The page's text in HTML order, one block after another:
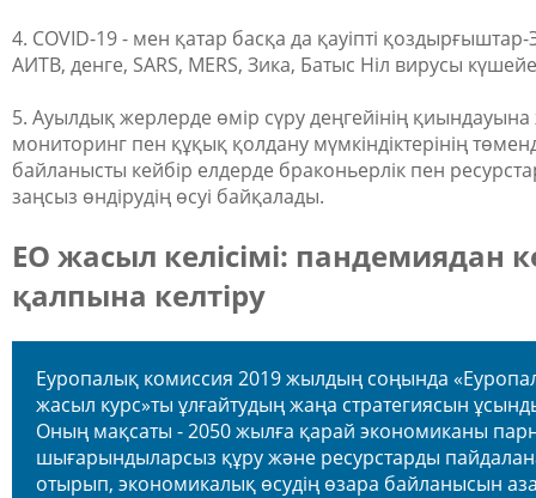
4. COVID-19 - мен қатар басқа да қауіпті
АИТВ, денге, SARS, MERS, Зика, Батыс Ніл вирусы күшейе
5. Ауылдық жерлерде өмір сүру деңгейінің
мониторинг пен құқық қолдану мүмкіндіктерінің
байланысты кейбір елдерде браконьерлік пен
заңсыз өндірудің өсуі байқалады.
ЕО жасыл келісімі: пандемиядан
қалпына келтіру
Еуропалық комиссия 2019 жылдың соңында
жасыл курс»ты ұлғайтудың жаңа стратегиясын
Оның мақсаты - 2050 жылға қарай экономиканы
шығарындыларсыз құру және ресурстарды
отырып, экономикалық өсудің өзара байланысын